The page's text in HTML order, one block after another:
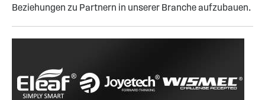
Beziehungen zu Partnern in unserer Branche aufzubauen.